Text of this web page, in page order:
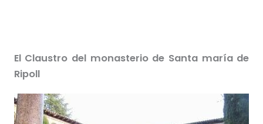
El Claustro del monasterio de Santa maría de
Ripoll